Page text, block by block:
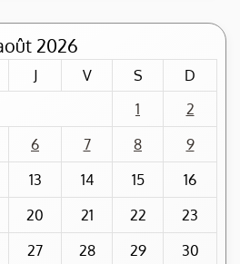
2026
J V S
D
1
2
6 7 8
9
13 14 15
16
20 21 22
23
27 28 29
30